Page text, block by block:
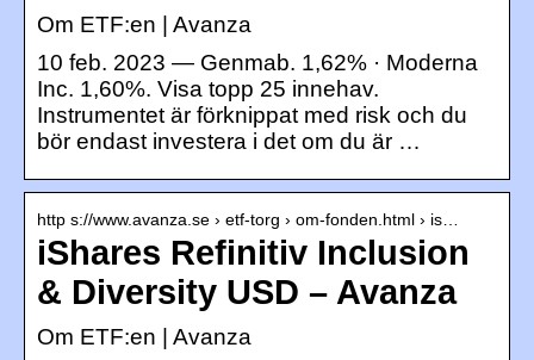
Om ETF:en | Avanza
10 feb. 2023 — Genmab. 1,62% · Moderna
Inc. 1,60%. Visa topp 25 innehav.
Instrumentet är förknippat med risk och du
bör endast investera i det om du är …
http s://www.avanza.se › etf-torg › om-fonden.html › is…
iShares Refinitiv Inclusion
& Diversity USD – Avanza
Om ETF:en | Avanza